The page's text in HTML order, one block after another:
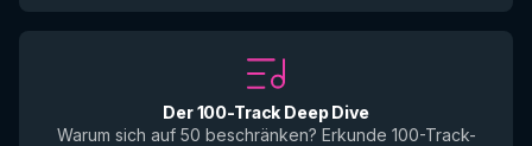
Der 100-Track Deep Dive
Warum sich auf 50 beschränken? Erkunde 100-Track-